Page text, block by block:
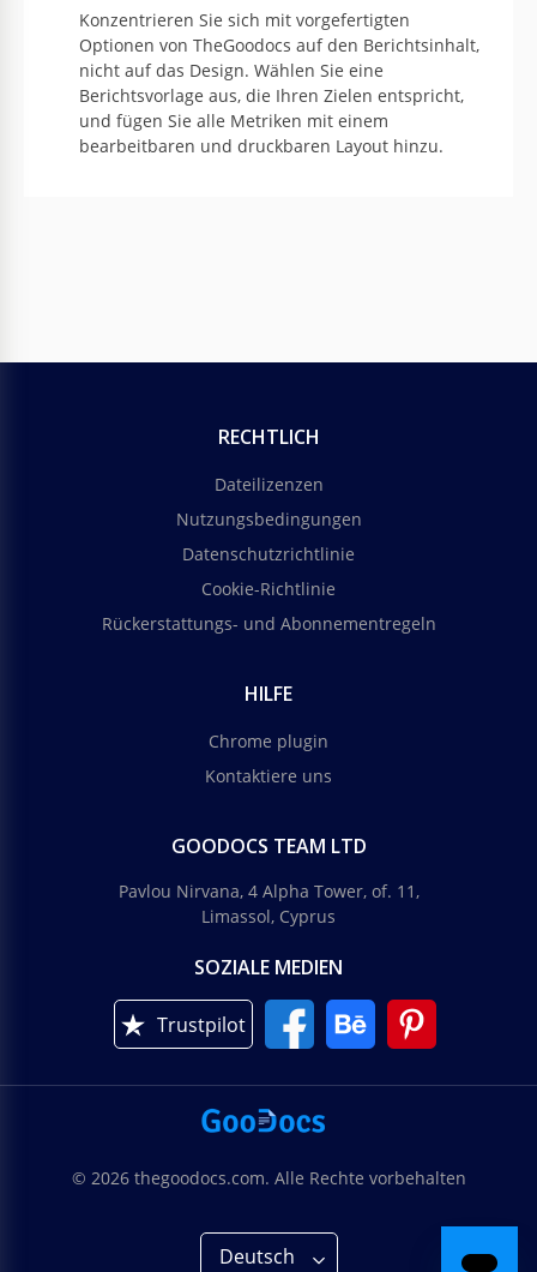
Konzentrieren Sie sich mit vorgefertigten
Optionen von TheGoodocs auf den Berichtsinhalt,
nicht auf das Design. Wählen Sie eine
Berichtsvorlage aus, die Ihren Zielen entspricht,
und fügen Sie alle Metriken mit einem
bearbeitbaren und druckbaren Layout hinzu.
RECHTLICH
Dateilizenzen
Nutzungsbedingungen
Datenschutzrichtlinie
Cookie-Richtlinie
Rückerstattungs- und Abonnementregeln
HILFE
Chrome plugin
Kontaktiere uns
GOODOCS TEAM LTD
Pavlou Nirvana, 4 Alpha Tower, of. 11,
Limassol, Cyprus
SOZIALE MEDIEN
Trustpilot
© 2026 thegoodocs.com. Alle Rechte vorbehalten
Deutsch